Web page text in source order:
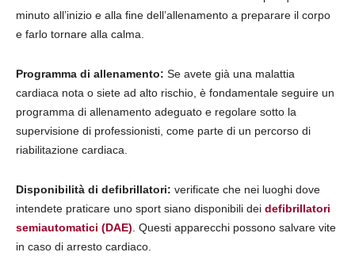
minuto all’inizio e alla fine dell’allenamento a preparare il corpo
e farlo tornare alla calma.
Programma di allenamento: Se avete già una malattia
cardiaca nota o siete ad alto rischio, è fondamentale seguire un
programma di allenamento adeguato e regolare sotto la
supervisione di professionisti, come parte di un percorso di
riabilitazione cardiaca.
Disponibilità di defibrillatori: verificate che nei luoghi dove
intendete praticare uno sport siano disponibili dei defibrillatori
semiautomatici (DAE) . Questi apparecchi possono salvare vite
in caso di arresto cardiaco.